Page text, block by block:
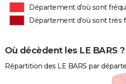
Département d'où sont
Département d'où sont très
Où décèdent les LE BARS ?
Répartition des LE BARS par